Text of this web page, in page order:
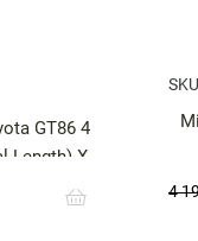
GT86 4
Length) X
4